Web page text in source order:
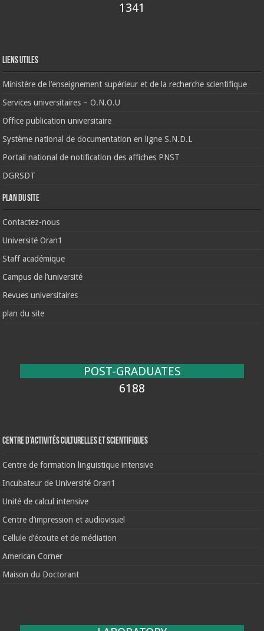
1341
Liens Utiles
Ministère de l’enseignement supérieur et de la recherche scientifique
Services universitaires – O.N.O.U
Office publication universitaire
Système national de documentation en ligne S.N.D.L
Portail national de notification des affiches PNST
DGRSDT
Plan du site
Contactez-nous
Université Oran1
Staff académique
Campus de l’université
Revues universitaires
plan du site
POST-GRADUATES
6188
Centre d’activités culturelles et scientifiques
Centre de formation linguistique intensive
Incubateur de Université Oran1
Unité de calcul intensive
Centre d’impression et audiovisuel
Cellule d’écoute et de médiation
American Corner
Maison du Doctorant